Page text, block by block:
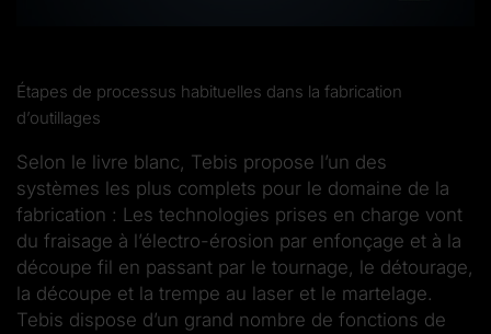
Étapes de processus habituelles dans la fabrication
d’outillages
Selon le livre blanc, Tebis propose l’un des
systèmes les plus complets pour le domaine de la
fabrication : Les technologies prises en charge vont
du fraisage à l’électro-érosion par enfonçage et à la
découpe fil en passant par le tournage, le détourage,
la découpe et la trempe au laser et le martelage.
Tebis dispose d’un grand nombre de fonctions de